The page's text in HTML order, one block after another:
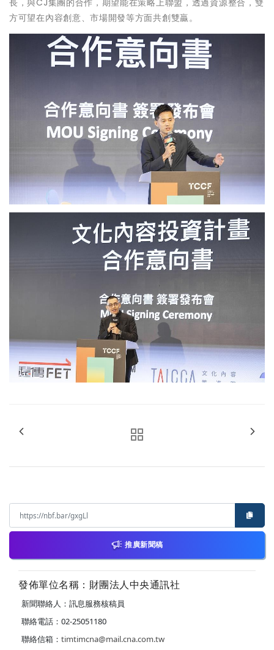
長，與CJ集團的合作，期望能在策略上聯盟，透過資源整合，雙
方可望在內容創意、市場開發等方面共創雙贏。
推廣新聞稿
發佈單位名稱：財團法人中央通訊社
新聞聯絡人：訊息服務核稿員
聯絡電話：02-25051180
聯絡信箱： timtimcna@mail.cna.com.tw